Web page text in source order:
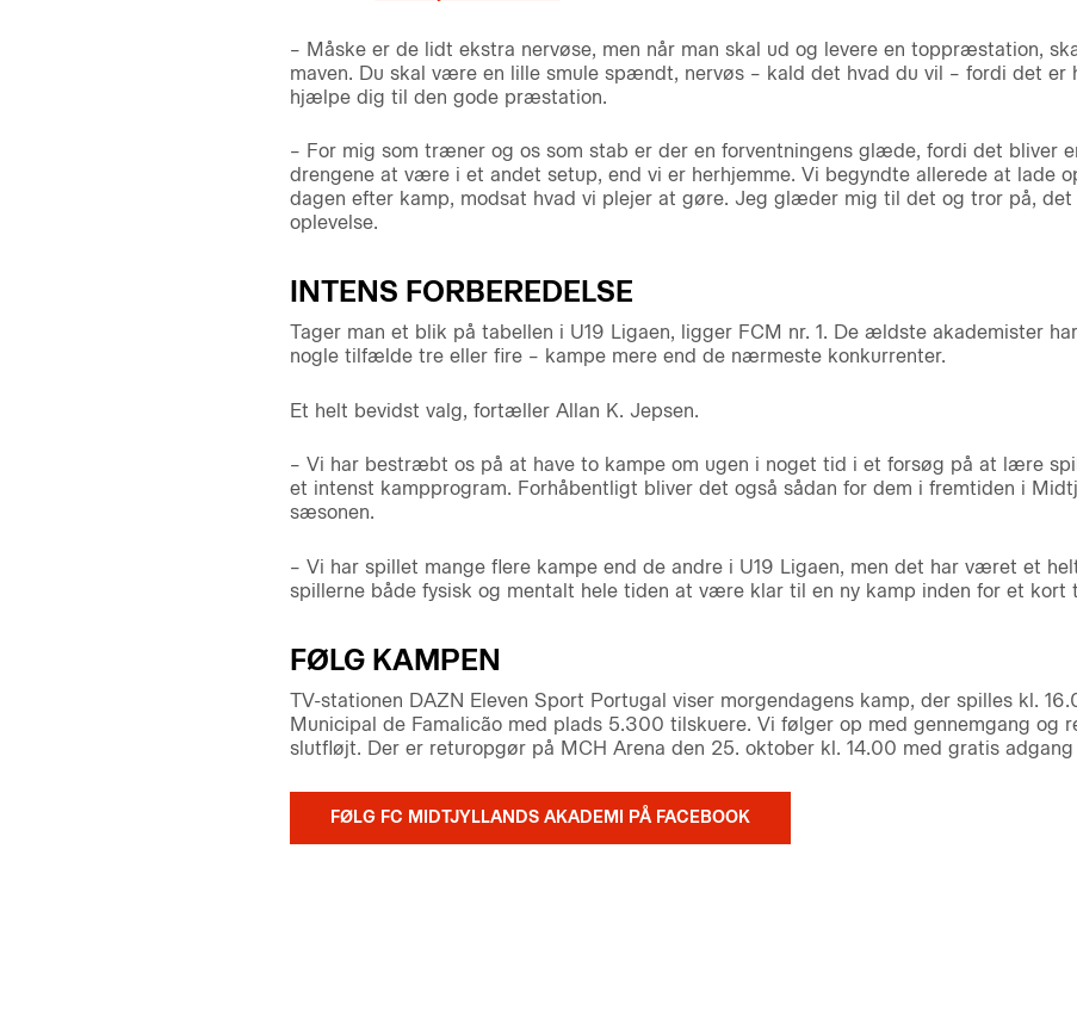
– Måske er de lidt ekstra nervøse, men når man skal ud og levere en toppræstation,
maven. Du skal være en lille smule spændt, nervøs – kald det hvad du vil – fordi det er
hjælpe dig til den gode præstation.
– For mig som træner og os som stab er der en forventningens glæde, fordi det bliver
drengene at være i et andet setup, end vi er herhjemme. Vi begyndte allerede at lade
dagen efter kamp, modsat hvad vi plejer at gøre. Jeg glæder mig til det og tror på, det
oplevelse.
INTENS FORBEREDELSE
Tager man et blik på tabellen i U19 Ligaen, ligger FCM nr. 1. De ældste akademister
nogle tilfælde tre eller fire – kampe mere end de nærmeste konkurrenter.
Et helt bevidst valg, fortæller Allan K. Jepsen.
– Vi har bestræbt os på at have to kampe om ugen i noget tid i et forsøg på at lære
et intenst kampprogram. Forhåbentligt bliver det også sådan for dem i fremtiden i
sæsonen.
– Vi har spillet mange flere kampe end de andre i U19 Ligaen, men det har været et
spillerne både fysisk og mentalt hele tiden at være klar til en ny kamp inden for et kort
FØLG KAMPEN
TV-stationen DAZN Eleven Sport Portugal viser morgendagens kamp, der spilles kl.
Municipal de Famalicão med plads 5.300 tilskuere. Vi følger op med gennemgang og
slutfløjt. Der er returopgør på MCH Arena den 25. oktober kl. 14.00 med gratis
FØLG FC MIDTJYLLANDS AKADEMI PÅ FACEBOOK